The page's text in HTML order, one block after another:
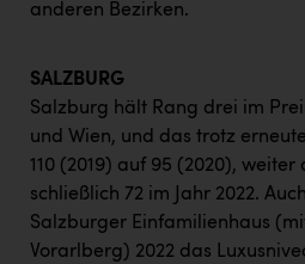
anderen Bezirken.
SALZBURG
Salzburg hält Rang drei im
und Wien, und das trotz
110 (2019) auf 95 (2020), weiter
schließlich 72 im Jahr 2022.
Salzburger Einfamilienhaus
Vorarlberg) 2022 das